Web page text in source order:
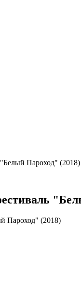
Пароход" (2018)
Пароход" (2018)